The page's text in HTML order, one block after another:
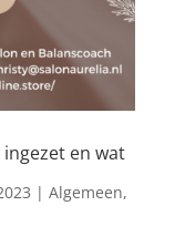
en wat
| Algemeen,